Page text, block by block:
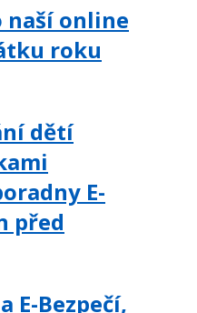
naší online
roku
dětí
E-
před
E-Bezpečí,